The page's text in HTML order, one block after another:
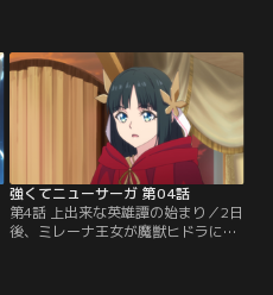
に見え、セランやリーゼは戸惑う。
そんな中、これから起こる出来事を
もとに今後の行動を考えたカイル
は、セランと旅に出ることに決め
る。旅の準備を進めるカイルは…。
強くてニューサーガ 第04話
第4話 上出来な英雄譚の始まり／2日
後、ミレーナ王女が魔獣ヒドラに襲